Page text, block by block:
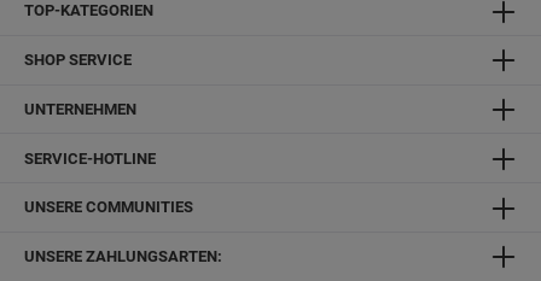
TOP-KATEGORIEN
SHOP SERVICE
UNTERNEHMEN
SERVICE-HOTLINE
UNSERE COMMUNITIES
UNSERE ZAHLUNGSARTEN: